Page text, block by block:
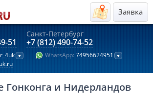
Заявка
51
Санкт-Петербург
+7 (812) 490-74-52
WhatsApp: 74956624951
2026
LTD
и счёт)
Гонконга и Нидерландов